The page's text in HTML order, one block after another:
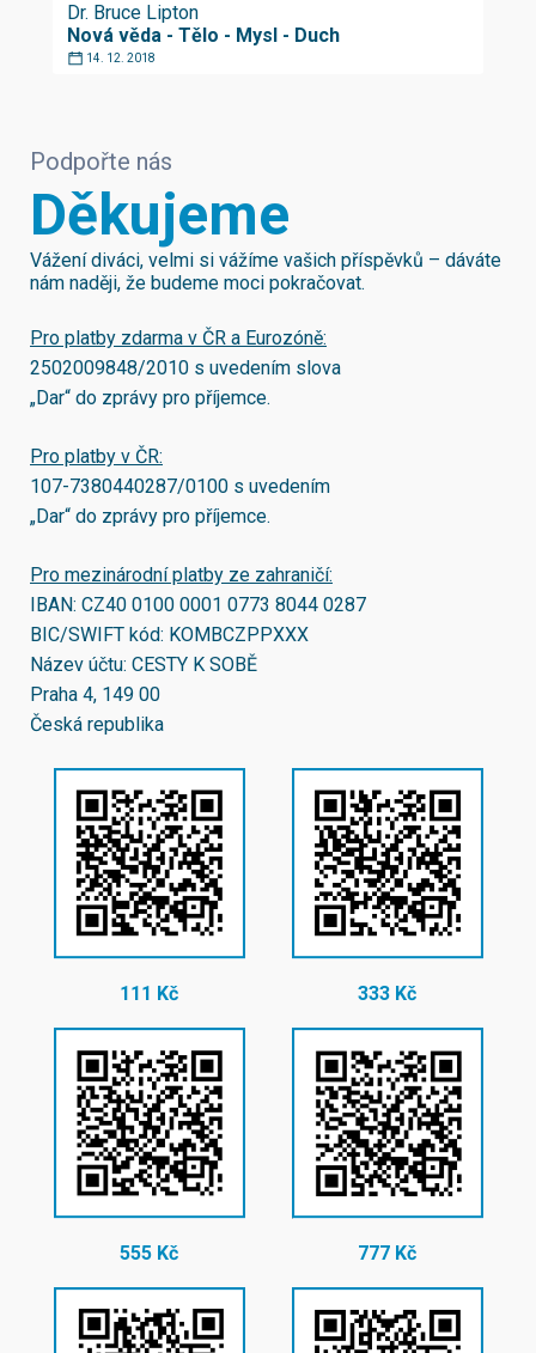
Dr. Bruce Lipton
Nová věda - Tělo - Mysl - Duch
14. 12. 2018
Podpořte nás
Děkujeme
Vážení diváci, velmi si vážíme vašich příspěvků – dáváte
nám naději, že budeme moci pokračovat.
Pro platby zdarma v ČR a Eurozóně:
2502009848/2010 s uvedením slova
„Dar“ do zprávy pro příjemce.
Pro platby v ČR:
107-7380440287/0100 s uvedením
„Dar“ do zprávy pro příjemce.
Pro mezinárodní platby ze zahraničí:
IBAN: CZ40 0100 0001 0773 8044 0287
BIC/SWIFT kód: KOMBCZPPXXX
Název účtu: CESTY K SOBĚ
Praha 4, 149 00
Česká republika
111 Kč 333 Kč
555 Kč 777 Kč